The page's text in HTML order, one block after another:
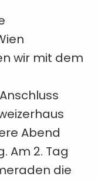
wir mit dem
Abend
Am 2. Tag
die